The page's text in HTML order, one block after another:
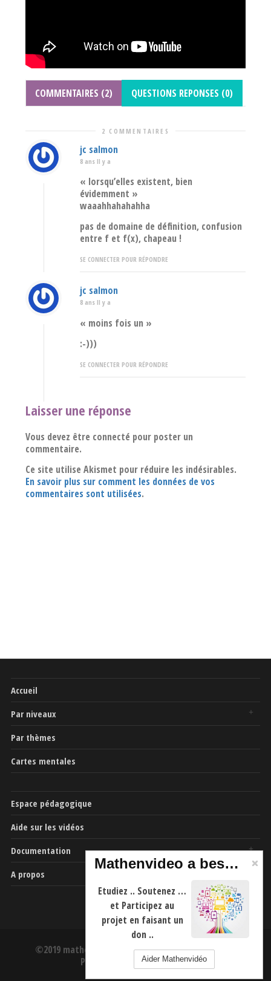
COMMENTAIRES (2) QUESTIONS REPONSES (0)
2 COMMENTAIRES
jc salmon
8 ans Il y a
« lorsqu’elles existent, bien
évidemment »
waaahhahahahha
pas de domaine de définition, confusion
entre f et f(x), chapeau !
SE CONNECTER POUR RÉPONDRE
jc salmon
8 ans Il y a
« moins fois un »
:-)))
SE CONNECTER POUR RÉPONDRE
Laisser une réponse
Vous devez être connecté pour poster un
commentaire.
Ce site utilise Akismet pour réduire les indésirables.
En savoir plus sur comment les données de vos
commentaires sont utilisées.
Accueil
Par niveaux
Par thèmes
Cartes mentales
Espace pédagogique
Aide sur les vidéos
Documentation
A propos
©2019 mathenvideo.fr -CGU-Mentions Légales
Politique de confidentialité
Mathenvideo a besoin de vous
Etudiez .. Soutenez …
et Participez au
projet en faisant un
don ..
Aider Mathenvidéo